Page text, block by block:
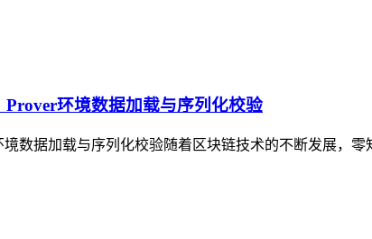
环境数据加载与序列化校验
境数据加载与序列化校验随着区块链技术的不断发展